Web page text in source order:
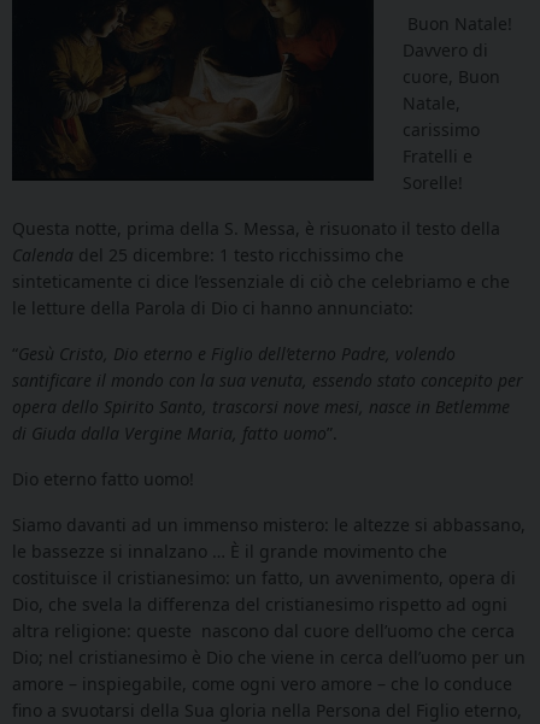
Buon Natale!
Davvero di
cuore, Buon
Natale,
carissimo
Fratelli e
Sorelle!
Questa notte, prima della S. Messa, è risuonato il testo della
Calenda del 25 dicembre: 1 testo ricchissimo che
sinteticamente ci dice l’essenziale di ciò che celebriamo e che
le letture della Parola di Dio ci hanno annunciato:
“Gesù Cristo, Dio eterno e Figlio dell’eterno Padre, volendo
santificare il mondo con la sua venuta, essendo stato concepito per
opera dello Spirito Santo, trascorsi nove mesi, nasce in Betlemme
di Giuda dalla Vergine Maria, fatto uomo”.
Dio eterno fatto uomo!
Siamo davanti ad un immenso mistero: le altezze si abbassano,
le bassezze si innalzano … È il grande movimento che
costituisce il cristianesimo: un fatto, un avvenimento, opera di
Dio, che svela la differenza del cristianesimo rispetto ad ogni
altra religione: queste nascono dal cuore dell’uomo che cerca
Dio; nel cristianesimo è Dio che viene in cerca dell’uomo per un
amore – inspiegabile, come ogni vero amore – che lo conduce
fino a svuotarsi della Sua gloria nella Persona del Figlio eterno,